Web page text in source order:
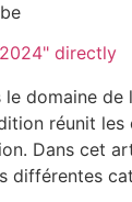
directly
domaine
réunit
Dans cet
différentes